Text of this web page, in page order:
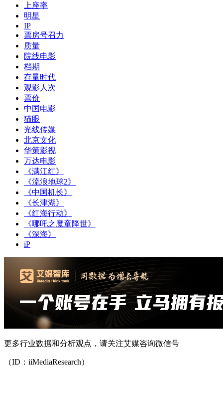
上座率
明星
IP
票房号召力
质量
院线电影
档期
存量时代
观影人次
票价
中国电影
猫眼
光线传媒
北京文化
华策影视
万达电影
《满江红》
《流浪地球2》
《中国机长》
《长津湖》
《红海行动》
《哪吒之魔童降世》
《深海》
iP
更多行业数据和分析观点，请关注艾媒咨询微信号
（ID：iiMediaResearch）